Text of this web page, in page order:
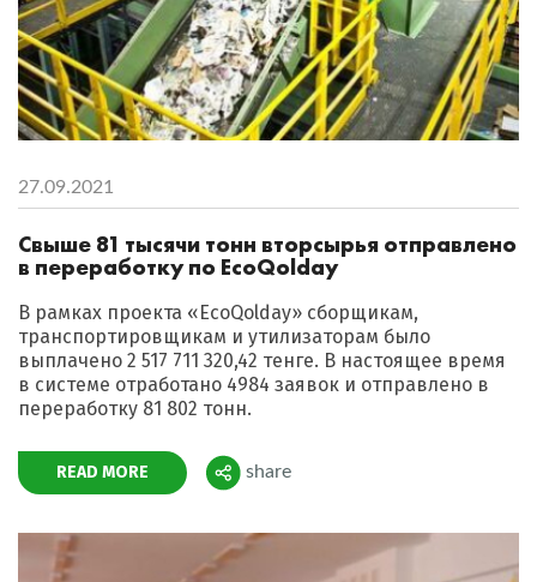
27.09.2021
Свыше 81 тысячи тонн вторсырья отправлено
в переработку по EcoQolday
В рамках проекта «EcoQolday» сборщикам,
транспортировщикам и утилизаторам было
выплачено 2 517 711 320,42 тенге. В настоящее время
в системе отработано 4984 заявок и отправлено в
переработку 81 802 тонн.
READ MORE Поделиться
share